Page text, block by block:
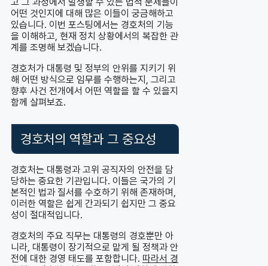
어떤 것인지에 대해 많은 이들이 궁금해하고
있습니다. 이번 포스팅에서는 경호처의 기능
을 이해하고, 현재 정치 상황에서의 복잡한 관
계를 조명해 보겠습니다.
경호처가 대통령 및 정부의 안위를 지키기 위
해 어떤 방식으로 임무를 수행하는지, 그리고
향후 사건 전개에서 어떤 역할을 할 수 있을지
함께 살펴보죠.
경호처의 역할과 그 중요성
경호처는 대통령과 고위 공직자의 안전을 담
당하는 중요한 기관입니다. 이들은 국가의 기
본적인 법과 질서를 수호하기 위해 존재하며,
이러한 역할은 쉽게 간과되기 쉽지만 그 중요
성이 절대적입니다.
경호처의 주요 직무는 대통령의 경호뿐만 아
니라, 대통령이 장기적으로 맡게 될 정책과 안
전에 대한 경영 태도를 포함합니다. 따라서 경